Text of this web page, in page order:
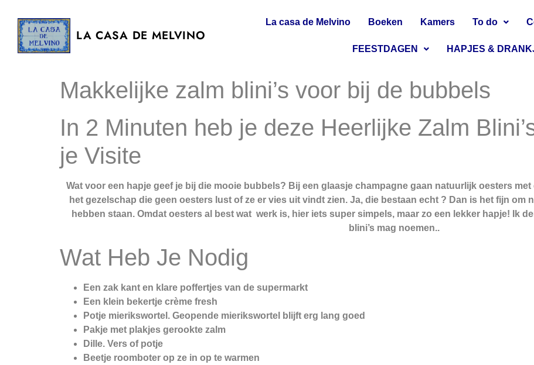
LA CASA DE MELVINO
La casa de Melvino Boeken Kamers To do
FEESTDAGEN HAPJES &
Makkelijke zalm blini’s voor bij de bubbels
In 2 Minuten heb je deze Heerlijke Zalm
je Visite
Wat voor een hapje geef je bij die mooie bubbels? Bij een glaasje champagne gaan natuurlijk oesters
het gezelschap die geen oesters lust of ze er vies uit vindt zien. Ja, die bestaan echt ? Dan is het fijn om
hebben staan. Omdat oesters al best wat werk is, hier iets super simpels, maar zo een lekker hapje! Ik
blini’s mag noemen..
Wat Heb Je Nodig
Een zak kant en klare poffertjes van de supermarkt
Een klein bekertje crème fresh
Potje mierikswortel. Geopende mierikswortel blijft erg lang goed
Pakje met plakjes gerookte zalm
Dille. Vers of potje
Beetje roomboter op ze in op te warmen